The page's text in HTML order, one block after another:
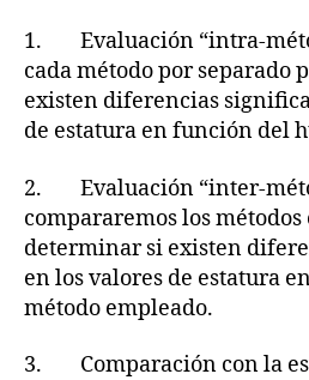
1. Evaluación “intra-
cada método por separado
existen diferencias
de estatura en función del
2. Evaluación “inter-
compararemos los
determinar si existen
en los valores de estatura
método empleado.
3. Comparación con la